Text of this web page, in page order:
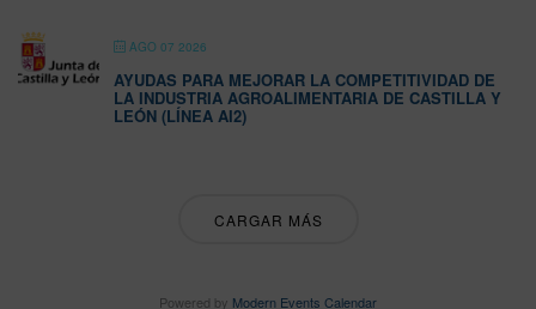
AGO 07 2026
AYUDAS PARA MEJORAR LA COMPETITIVIDAD DE
LA INDUSTRIA AGROALIMENTARIA DE CASTILLA Y
LEÓN (LÍNEA AI2)
CARGAR MÁS
Powered by Modern Events Calendar